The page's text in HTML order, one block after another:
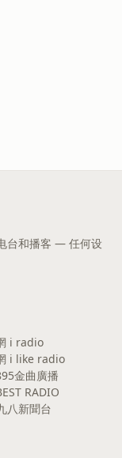
台和播客 — 任何设
i radio
i like radio
金曲廣播
RADIO
八新聞台